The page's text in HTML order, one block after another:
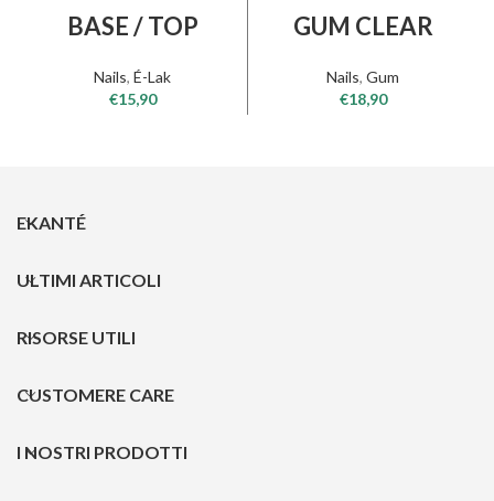
BASE / TOP
Nails, É-Lak
€15,90
GUM CLEAR
Nails, Gum
€18,90
EKANTÉ
ULTIMI ARTICOLI
RISORSE UTILI
CUSTOMERE CARE
I NOSTRI PRODOTTI